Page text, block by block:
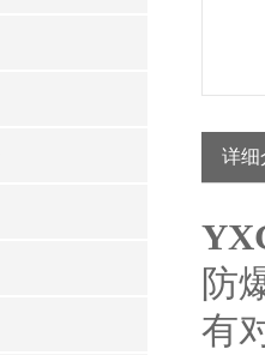
详细
防
有